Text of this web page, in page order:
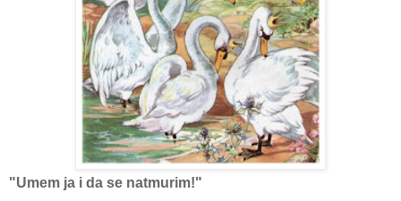
"Umem ja i da se natmurim!"